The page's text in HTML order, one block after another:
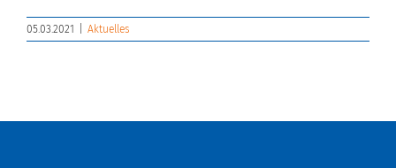
05.03.2021 Aktuelles